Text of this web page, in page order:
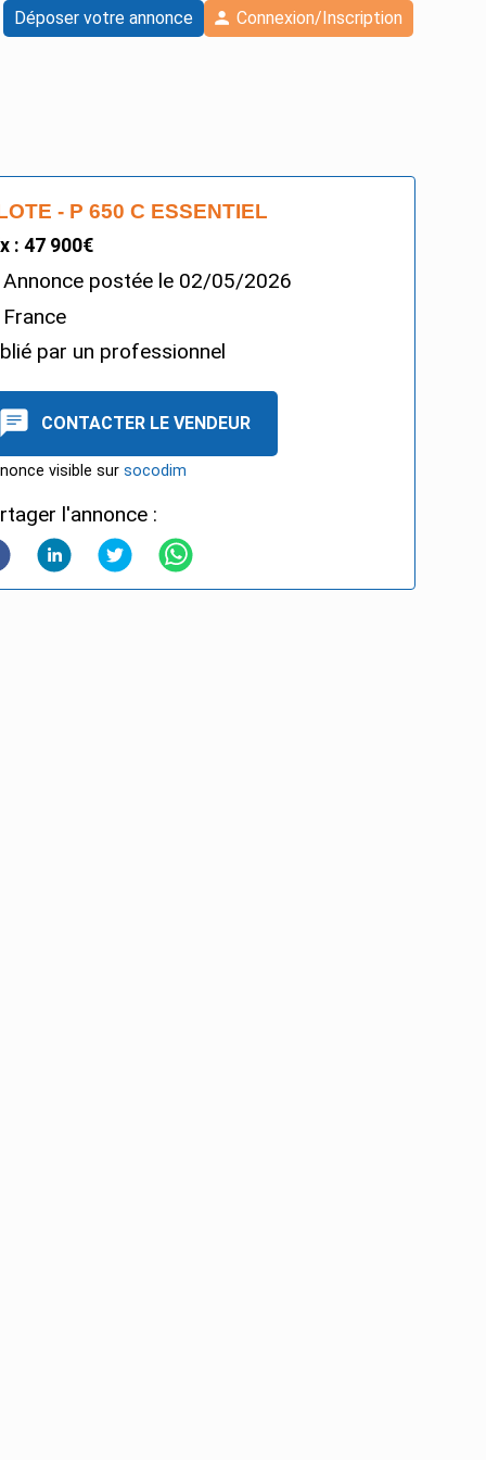
Déposer votre annonce
Connexion/Inscription
- P 650 C ESSENTIEL
: 47 900€
Annonce postée le 02/05/2026
France
par un professionnel
CONTACTER LE VENDEUR
visible sursocodim
l'annonce :